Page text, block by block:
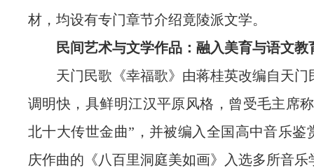
材，均设有专门章节介绍竟陵派文学。
民间艺术与文学作品：融入美育与语文教
天门民歌《幸福歌》由蒋桂英改编自天门
调明快，具鲜明江汉平原风格，曾受毛主席
北十大传世金曲”，并被编入全国高中音乐鉴
庆作曲的《八百里洞庭美如画》入选多所音乐